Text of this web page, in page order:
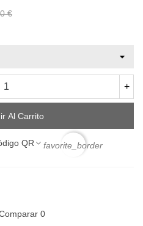
€
+
Al Carrito
QR favorite_border
0